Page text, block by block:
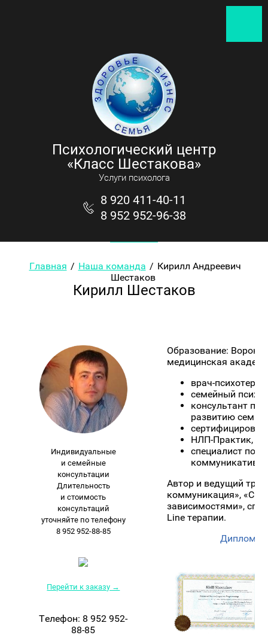
Психологический центр
«Класс Шестакова»
Услуги психолога
8 920 411-40-11
8 952 952-96-38
Главная / Наша команда / Кирилл Андреевич
Шестаков
Кирилл Шестаков
Индивидуальные
и семейные
консультации
Длительность
и стоимость
консультаций
уточняйте по телефону
8 952 952-88-85
Перейти к заказу →
Телефон: 8 952 952-
88-85
Образование:
медицинская
врач-
семейный
консультант по
развитию семьи;
НЛП-Практик,
специалист по
Автор и ведущий
коммуникация»,
зависимостями»,
Line терапии.
Дипломы